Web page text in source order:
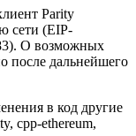
Parity
сети (EIP-
О возможных
после дальнейшего
в код другие
cpp-ethereum,